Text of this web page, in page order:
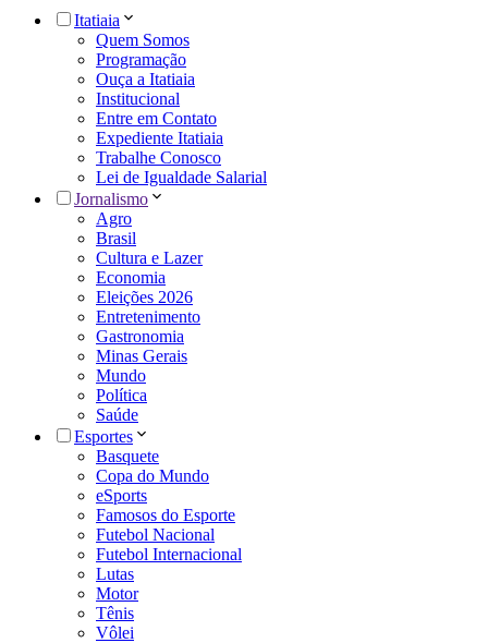
Itatiaia
Quem Somos
Programação
Ouça a Itatiaia
Institucional
Entre em Contato
Expediente Itatiaia
Trabalhe Conosco
Lei de Igualdade Salarial
Jornalismo
Agro
Brasil
Cultura e Lazer
Economia
Eleições 2026
Entretenimento
Gastronomia
Minas Gerais
Mundo
Política
Saúde
Esportes
Basquete
Copa do Mundo
eSports
Famosos do Esporte
Futebol Nacional
Futebol Internacional
Lutas
Motor
Tênis
Vôlei